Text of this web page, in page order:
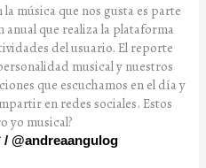
música que nos gusta es parte
que realiza la plataforma
del usuario. El reporte
musical y nuestros
que escuchamos en el día y
en redes sociales. Estos
yo musical?
@andreaangulog